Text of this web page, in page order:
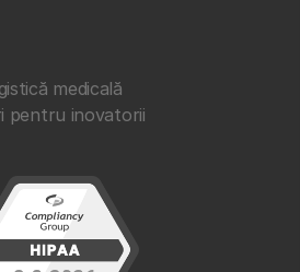
medicală
pentru inovatorii